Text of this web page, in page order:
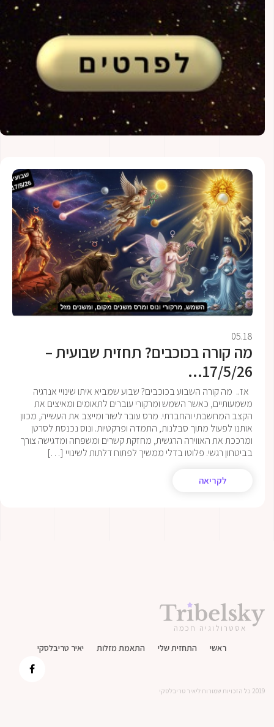
05.18
מה קורה בכוכבים? תחזית שבועית –
17/5/26...
אז.. מה קורה השבוע בכוכבים? שבוע שמביא איתו שינויי אנרגיה
משמעותיים, כאשר השמש ומרקורי עוברים לתאומים ומאיצים את
הקצב המחשבתי והחברתי. מרס עובר לשור ומייצב את העשייה, מכוון
אותנו לפעול מתוך סבלנות, התמדה ופרקטיות. ונוס נכנסת לסרטן
ומרככת את האווירה הרגשית, מחזקת קשרים ומשפחה ומדגישה צורך
בביטחון רגשי. פלוטו בדלי ממשיך לפתוח דלתות לשינויי […]
לקריאה
אסטרולוגיה חכמה
ראשי התחזית שלי התאמת מזלות יאיר טריבלסקי
2019 כל הזכויות שמורות ליאיר טריבלסקי